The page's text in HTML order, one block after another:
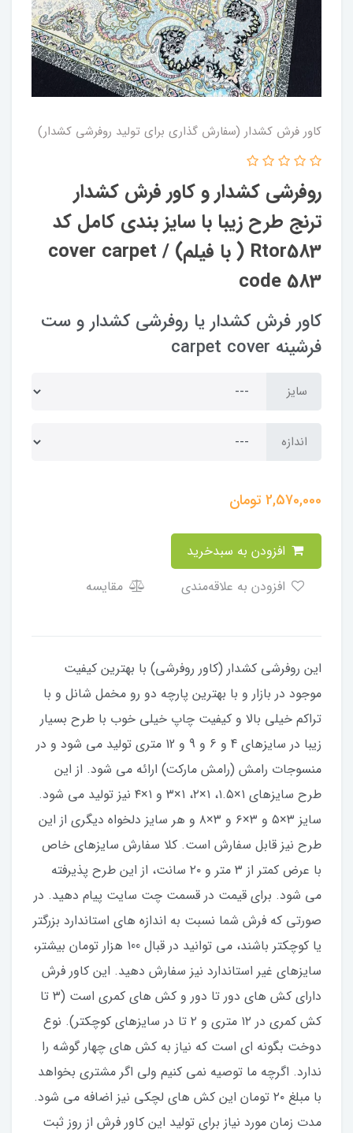
کاور فرش کشدار (سفارش گذاری برای تولید روفرشی کشدار)
روفرشی کشدار و کاور فرش کشدار
ترنج طرح زیبا با سایز بندی کامل کد
Rtor583 ( با فیلم) / cover carpet
code 583
کاور فرش کشدار یا روفرشی کشدار و ست
فرشینه carpet cover
سایز
اندازه
2,570,000تومان
مقایسه
​​​​​​​​این روفرشی کشدار (کاور روفرشی) با بهترین کیفیت
موجود در بازار و با بهترین پارچه دو رو مخمل شانل و با
تراکم خیلی بالا و کیفیت چاپ خیلی خوب با طرح بسیار
زیبا در سایزهای 4 و 6 و 9 و 12 متری تولید می شود و در
منسوجات رامش (رامش مارکت) ارائه می شود. از این
طرح سایزهای ۱×۱.۵، ۱×۲، ۱×۳ و ۱×۴ نیز تولید می شود.
سایز ۳×۵ و ۳×۶ و ۳×۸ و هر سایز دلخواه دیگری از این
طرح نیز قابل سفارش است. کلا سفارش سایزهای خاص
با عرض کمتر از ۳ متر و ۲۰ سانت، از این طرح پذیرفته
می شود. برای قیمت در قسمت چت سایت پیام دهید. در
صورتی که فرش شما نسبت به اندازه های استاندارد بزرگتر
یا کوچکتر باشند، می توانید در قبال 100 هزار تومان بیشتر،
سایزهای غیر استاندارد نیز سفارش دهید. این کاور فرش
دارای کش های دور تا دور و کش های کمری است (۳ تا
کش کمری در ۱۲ متری و ۲ تا در سایزهای کوچکتر). نوع
دوخت بگونه ای است که نیاز به کش های چهار گوشه را
ندارد. اگرچه ما توصیه نمی کنیم ولی اگر مشتری بخواهد
با مبلغ ۲۰ تومان این کش های لچکی نیز اضافه می شود.
مدت زمان مورد نیاز برای تولید این کاور فرش از روز ثبت